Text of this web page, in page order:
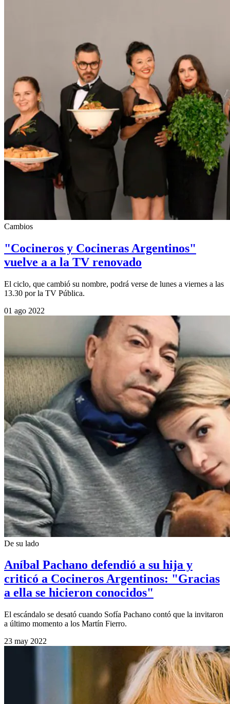
Cambios
"Cocineros y Cocineras Argentinos"
vuelve a a la TV renovado
El ciclo, que cambió su nombre, podrá verse de lunes a viernes a las
13.30 por la TV Pública.
01 ago 2022
De su lado
Aníbal Pachano defendió a su hija y
criticó a Cocineros Argentinos: "Gracias
a ella se hicieron conocidos"
El escándalo se desató cuando Sofía Pachano contó que la invitaron
a último momento a los Martín Fierro.
23 may 2022